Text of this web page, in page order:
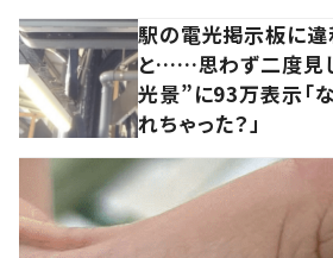
駅の電光掲示板に違
と……思わず二度見
光景”に93万表示「な
れちゃった？」